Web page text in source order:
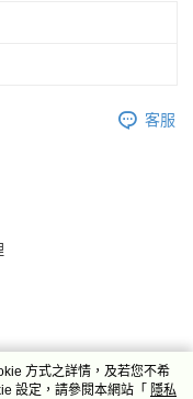
客服
方式之詳情，及若您不希
設定，請參閱本網站「 隱私